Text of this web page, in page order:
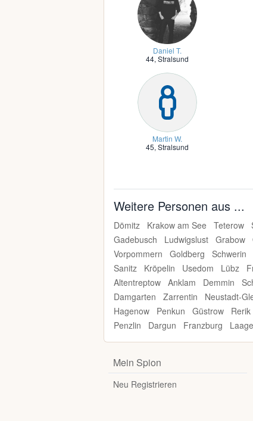
Daniel T.
44, Stralsund
Martin W.
45, Stralsund
Weitere Personen aus ...
Dömitz Krakow am See Teterow
Gadebusch
Ludwigslust Grabow
Vorpommern
Goldberg Schwerin
Sanitz
Kröpelin Usedom Lübz
Altentreptow Anklam Demmin
Damgarten
Zarrentin Neustadt-
Hagenow
Penkun Güstrow Rerik
Penzlin
Dargun Franzburg Laage
Mein Spion
Neu Registrieren